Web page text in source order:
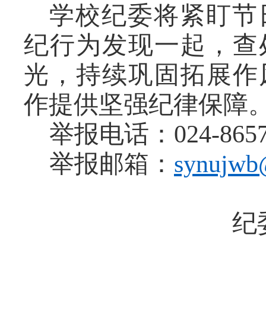
学校纪委将紧盯
纪行为发现一起，
光，持续巩固拓展
作提供坚强纪律保障
举报电话： 024-
举报邮箱：
纪